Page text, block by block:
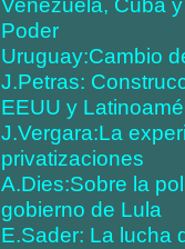
Poder
Uruguay:Cambio
J.Petras:
EEUU y
J.Vergara:La
privatizaciones
A.Dies:Sobre la
gobierno de Lula
E.Sader: La lucha